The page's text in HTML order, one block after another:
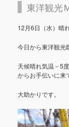
東洋観光
12月6日（水）晴
今日から東洋観光
天候晴れ気温－5
からお手伝いに来
大助かりです。